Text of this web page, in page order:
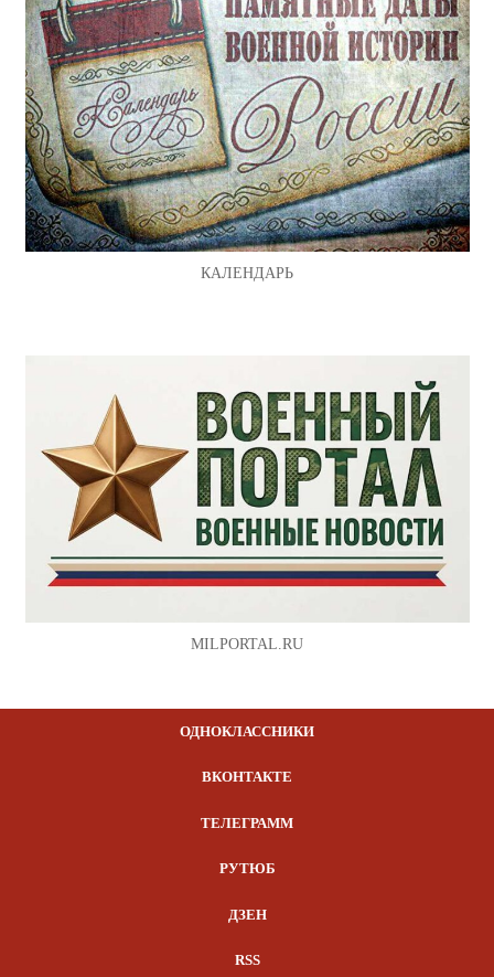
КАЛЕНДАРЬ
MILPORTAL.RU
ОДНОКЛАССНИКИ
ВКОНТАКТЕ
ТЕЛЕГРАММ
РУТЮБ
ДЗЕН
RSS